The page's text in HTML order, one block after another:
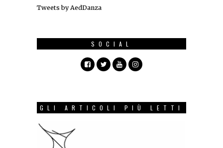
Tweets by AedDanza
SOCIAL
GLI ARTICOLI PIÙ LETTI